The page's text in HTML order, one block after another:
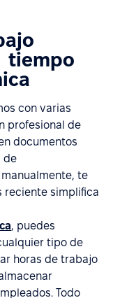
tiempo
con varias
profesional de
documentos
de
te
reciente simplifica
, puedes
tipo de
horas de trabajo
Todo